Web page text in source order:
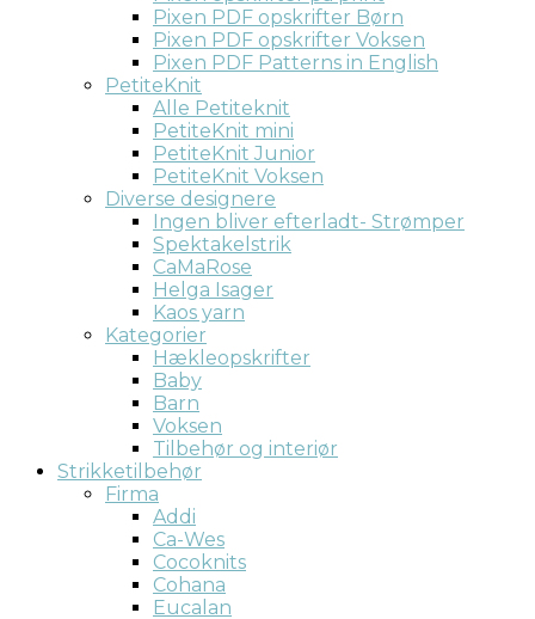
Pixen PDF opskrifter Børn
Pixen PDF opskrifter Voksen
Pixen PDF Patterns in English
PetiteKnit
Alle Petiteknit
PetiteKnit mini
PetiteKnit Junior
PetiteKnit Voksen
Diverse designere
Ingen bliver efterladt- Strømper
Spektakelstrik
CaMaRose
Helga Isager
Kaos yarn
Kategorier
Hækleopskrifter
Baby
Barn
Voksen
Tilbehør og interiør
Strikketilbehør
Firma
Addi
Ca-Wes
Cocoknits
Cohana
Eucalan